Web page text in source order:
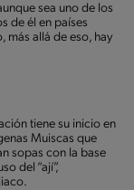
sea uno de los
de él en países
más allá de eso, hay
tiene su inicio en
Muiscas que
sopas con la base
del “ají”,